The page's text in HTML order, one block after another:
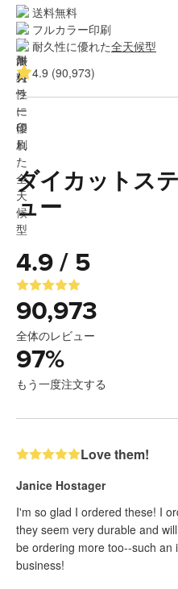
送料無料
フルカラー印刷
耐久性に優れた全天候型
4.9 (90,973)
ダイカットス
ュー
4.9 / 5
90,973
全体のレビュー
97%
もう一度注文する
Love them!
Janice Hostager
I'm so glad I ordered these! I
they seem very durable and
be ordering more too--such an
business!